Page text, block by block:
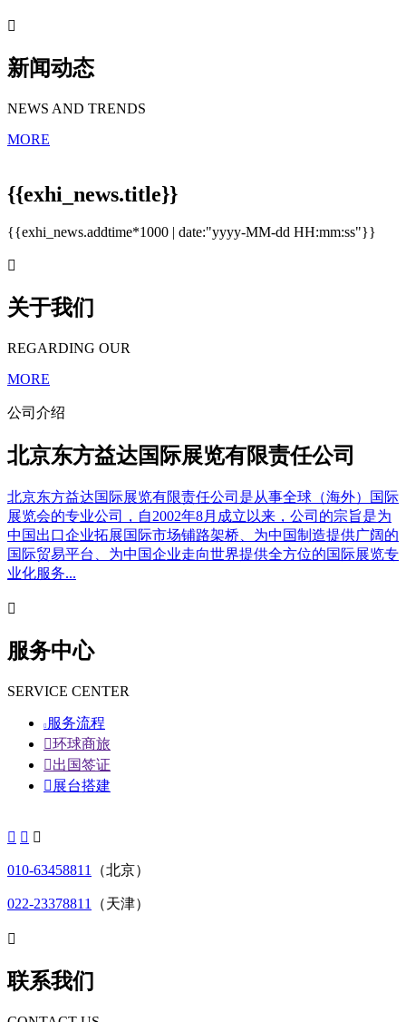

新闻动态
NEWS AND TRENDS
MORE
{{exhi_news.title}}
{{exhi_news.addtime*1000 | date:"yyyy-MM-dd HH:mm:ss"}}

关于我们
REGARDING OUR
MORE
公司介绍
北京东方益达国际展览有限责任公司
北京东方益达国际展览有限责任公司是从事全球（海外）国际
展览会的专业公司，自2002年8月成立以来，公司的宗旨是为
中国出口企业拓展国际市场铺路架桥、为中国制造提供广阔的
国际贸易平台、为中国企业走向世界提供全方位的国际展览专
业化服务...

服务中心
SERVICE CENTER
 服务流程
环球商旅
出国签证
 展台搭建
  
010-63458811 （北京）
022-23378811 （天津）

联系我们